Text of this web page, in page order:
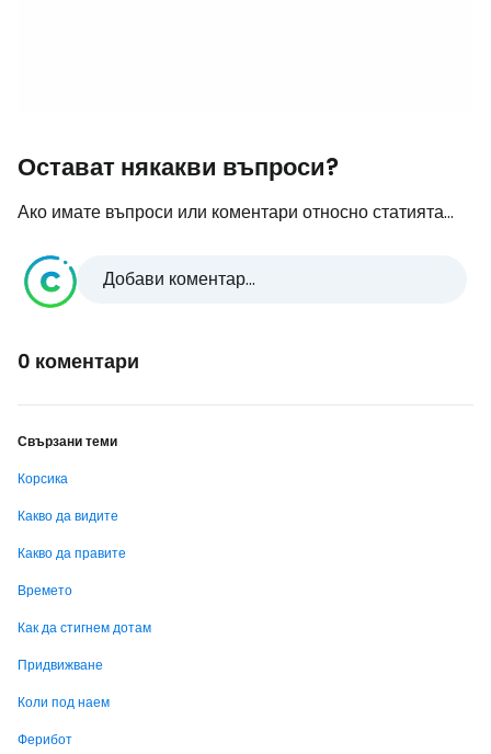
Остават някакви въпроси?
Ако имате въпроси или коментари относно статията...
Добави коментар...
0 коментари
Свързани теми
Корсика
Какво да видите
Какво да правите
Времето
Как да стигнем дотам
Придвижване
Коли под наем
Ферибот